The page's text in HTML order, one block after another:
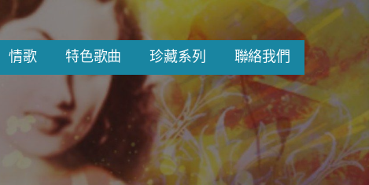
情歌 特色歌曲 珍藏系列 聯絡我們